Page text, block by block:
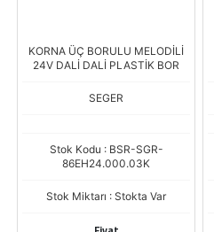
KORNA ÜÇ BORULU MELODİLİ
24V DALİ DALİ PLASTİK BOR
SEGER
Stok Kodu : BSR-SGR-
86EH24.000.03K
Stok Miktarı : Stokta Var